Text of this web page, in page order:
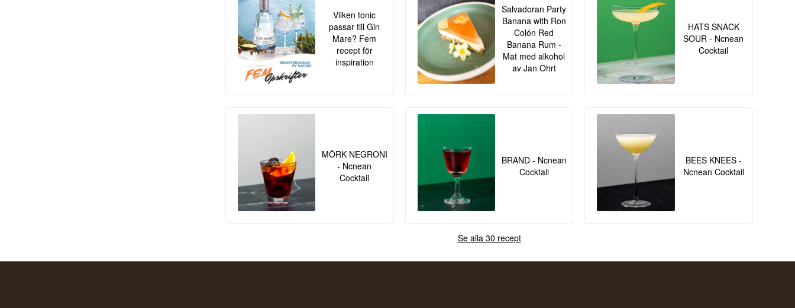
Vilken tonic
passar till Gin
Mare? Fem
recept för
inspiration
Salvadoran Party
Banana with Ron
Colón Red
Banana Rum -
Mat med alkohol
av Jan Ohrt
HATS SNACK
SOUR - Ncnean
Cocktail
MÖRK NEGRONI
- Ncnean
Cocktail
BRAND - Ncnean
Cocktail
BEES KNEES -
Ncnean Cocktail
Se alla 30 recept